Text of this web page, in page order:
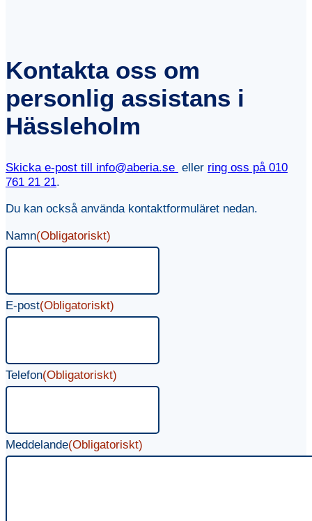
Kontakta oss om
personlig assistans i
Hässleholm
Skicka e-post till info@aberia.se eller ring oss på 010
761 21 21.
Du kan också använda kontaktformuläret nedan.
Namn(Obligatoriskt)
E-post(Obligatoriskt)
Telefon(Obligatoriskt)
Meddelande(Obligatoriskt)